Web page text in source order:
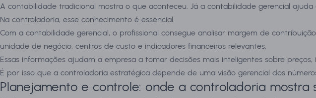
A contabilidade tradicional mostra o que aconteceu. Já a contabilidade gerencial
Na controladoria, esse conhecimento é essencial.
Com a contabilidade gerencial, o profissional consegue analisar margem de
unidade de negócio, centros de custo e indicadores financeiros relevantes.
Essas informações ajudam a empresa a tomar decisões mais inteligentes sobre
É por isso que a controladoria estratégica depende de uma visão gerencial dos
Planejamento e controle: onde a controladoria mostra